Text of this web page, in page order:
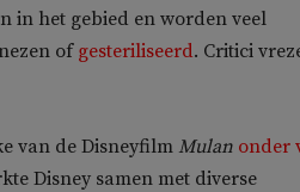
in het gebied en worden veel
of gesteriliseerd. Critici
van de Disneyfilm Mulan onder
Disney samen met diverse